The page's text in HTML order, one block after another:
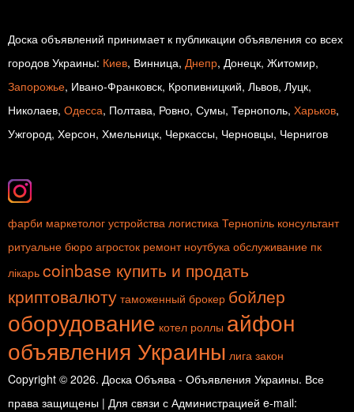
Доска объявлений принимает к публикации объявления со всех
городов Украины: Киев, Винница, Днепр, Донецк, Житомир,
Запорожье, Ивано-Франковск, Кропивницкий, Львов, Луцк,
Николаев, Одесса, Полтава, Ровно, Сумы, Тернополь, Харьков,
Ужгород, Херсон, Хмельницк, Черкассы, Черновцы, Чернигов
фарби маркетолог устройства логистика Тернопіль консультант
ритуальне бюро агросток ремонт ноутбука обслуживание пк
лікарь coinbase купить и продать
криптовалюту таможенный брокер бойлер
оборудование котел роллы айфон
объявления Украины лига закон
Copyright © 2026. Доска Объява - Объявления Украины. Все
права защищены | Для связи с Администрацией e-mail: